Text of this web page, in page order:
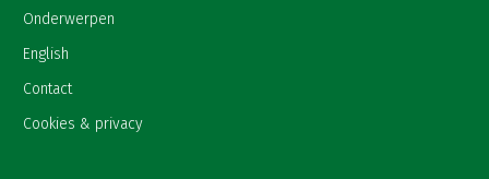
Onderwerpen
English
Contact
Cookies & privacy